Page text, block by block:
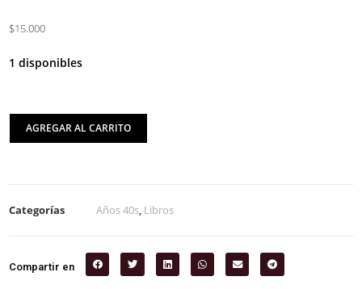
$15.000
1 disponibles
AGREGAR AL CARRITO
Categorías Años 40s, Libros
Compartir en